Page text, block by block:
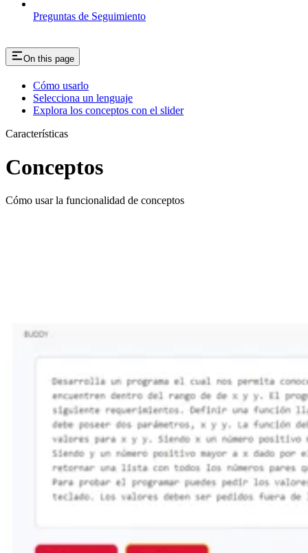
Preguntas de Seguimiento
On this page
Cómo usarlo
Selecciona un lenguaje
Explora los conceptos con el slider
Características
Conceptos
Cómo usar la funcionalidad de conceptos